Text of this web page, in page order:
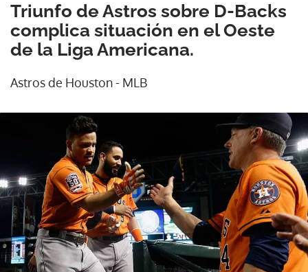
Triunfo de Astros sobre D-Backs
complica situación en el Oeste
de la Liga Americana.
Astros de Houston - MLB